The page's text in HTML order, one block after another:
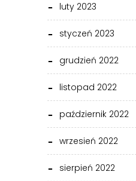
luty 2023
styczeń 2023
grudzień 2022
listopad 2022
październik 2022
wrzesień 2022
sierpień 2022